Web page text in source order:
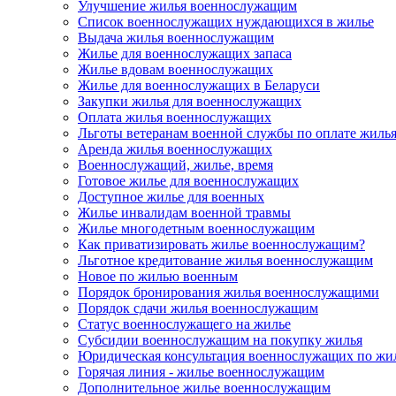
Улучшение жилья военнослужащим
Список военнослужащих нуждающихся в жилье
Выдача жилья военнослужащим
Жилье для военнослужащих запаса
Жилье вдовам военнослужащих
Жилье для военнослужащих в Беларуси
Закупки жилья для военнослужащих
Оплата жилья военнослужащих
Льготы ветеранам военной службы по оплате жилья
Аренда жилья военнослужащих
Военнослужащий, жилье, время
Готовое жилье для военнослужащих
Доступное жилье для военных
Жилье инвалидам военной травмы
Жилье многодетным военнослужащим
Как приватизировать жилье военнослужащим?
Льготное кредитование жилья военнослужащим
Новое по жилью военным
Порядок бронирования жилья военнослужащими
Порядок сдачи жилья военнослужащим
Статус военнослужащего на жилье
Субсидии военнослужащим на покупку жилья
Юридическая консультация военнослужащих по
Горячая линия - жилье военнослужащим
Дополнительное жилье военнослужащим